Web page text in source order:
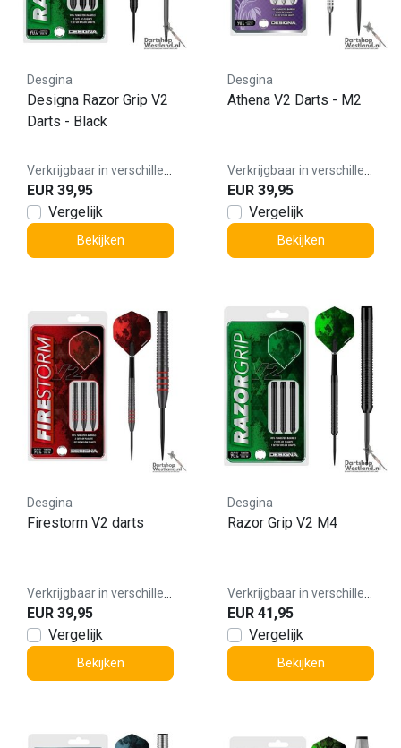
Desgina
Designa Razor Grip V2
Darts - Black
EUR 39,95
Vergelijk
Bekijken
Desgina
Athena V2 Darts - M2
EUR 39,95
Vergelijk
Bekijken
Desgina
Firestorm V2 darts
EUR 39,95
Vergelijk
Bekijken
Desgina
Razor Grip V2 M4
EUR 41,95
Vergelijk
Bekijken